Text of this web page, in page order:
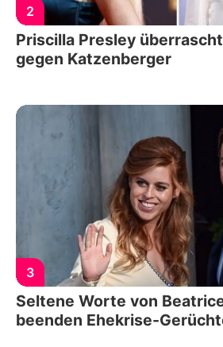
2
Priscilla Presley
gegen Katzenberger
3
Seltene Worte von
beenden Ehekrise-